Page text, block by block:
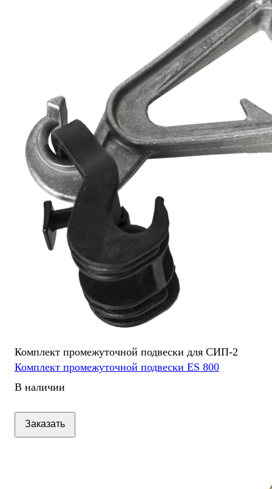
Комплект промежуточной подвески для СИП-2
Комплект промежуточной подвески ES 800
В наличии
Заказать